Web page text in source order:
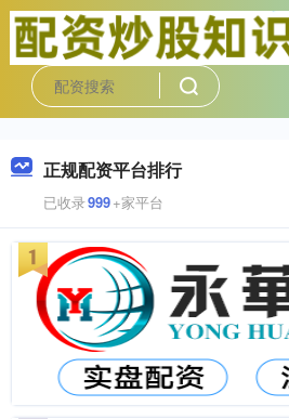
正规配资平台排行
已收录999+家平台